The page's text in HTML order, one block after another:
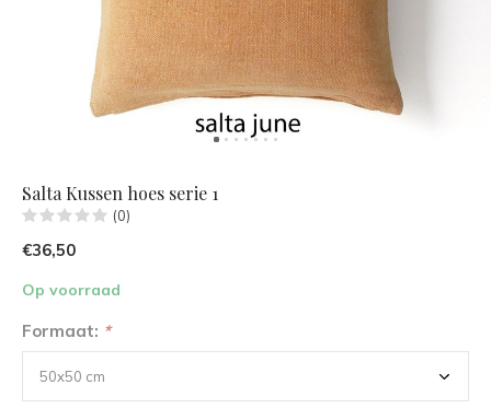
Salta Kussen hoes serie 1
(0)
€36,50
Op voorraad
Formaat: *